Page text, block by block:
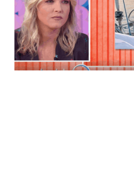
ShowBiz